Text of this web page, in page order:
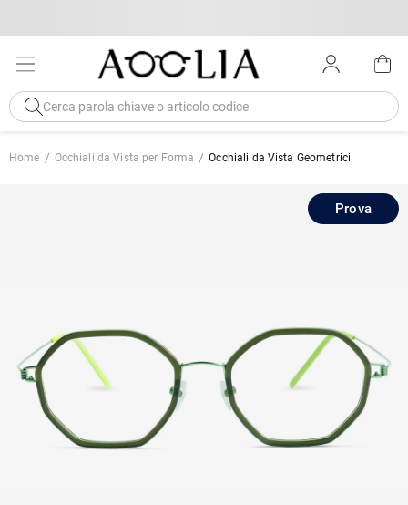
Home Occhiali da Vista per Forma Occhiali da Vista Geometrici
Prova